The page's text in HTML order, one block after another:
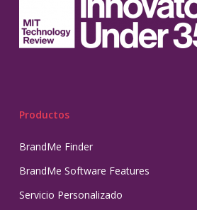
Productos
BrandMe Finder
BrandMe Software Features
Servicio Personalizado